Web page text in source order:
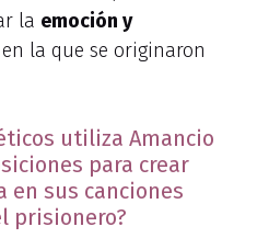
la emoción y
en la que se originaron
utiliza Amancio
para crear
en sus canciones
prisionero?